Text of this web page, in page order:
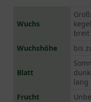
Wuchs
breit
Wuchshöhe
bis
Blatt
lang
Frucht